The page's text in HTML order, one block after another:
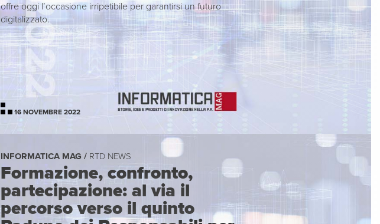
offre oggi l’occasione irripetibile per garantirsi un futuro
digitalizzato.
16 NOVEMBRE 2022
INFORMATICA MAG / RTD NEWS
Formazione, confronto,
partecipazione: al via il
percorso verso il quinto